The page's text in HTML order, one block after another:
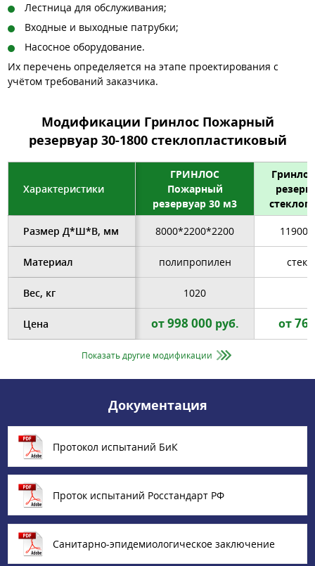
Лестница для обслуживания;
Входные и выходные патрубки;
Насосное оборудование.
Их перечень определяется на этапе проектирования с
учётом требований заказчика.
Модификации Гринлос Пожарный
резервуар 30-1800 стеклопластиковый
Характеристики
ГРИНЛОС
Пожарный
резервуар 30 м3
Размер Д*Ш*В, мм 8000*2200*2200
Материал полипропилен
Вес, кг 1020
Цена от998 000 руб. от
Показать другие модификации
Документация
Протокол испытаний БиК
Проток испытаний Росстандарт РФ
Санитарно-эпидемиологическое заключение